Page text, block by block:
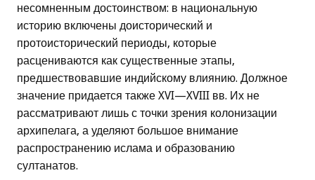
несомненным достоинством: в национальную
историю включены доисторический и
протоисторический периоды, которые
расцениваются как существенные этапы,
предшествовавшие индийскому влиянию. Должное
значение придается также XVI—XVIII вв. Их не
рассматривают лишь с точки зрения колонизации
архипелага, а уделяют большое внимание
распространению ислама и образованию
султанатов.